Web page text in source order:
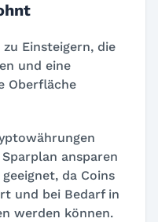
Einsteigern, die
und eine
Oberfläche
ansparen
da Coins
und bei Bedarf in
werden können.